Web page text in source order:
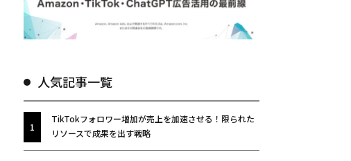
人気記事一覧
TikTokフォロワー増加が売上を加速させる！限られた
リソースで成果を出す戦略